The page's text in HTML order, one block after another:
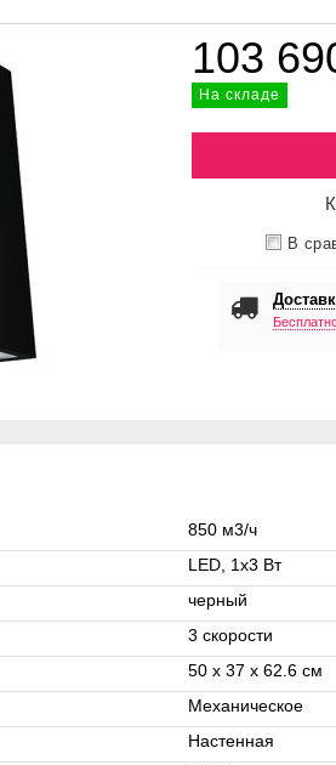
103
На складе
В
850 м3/ч
LED, 1x3 Вт
черный
3 скорости
50 х 37 x 62.6 см
Механическое
Настенная